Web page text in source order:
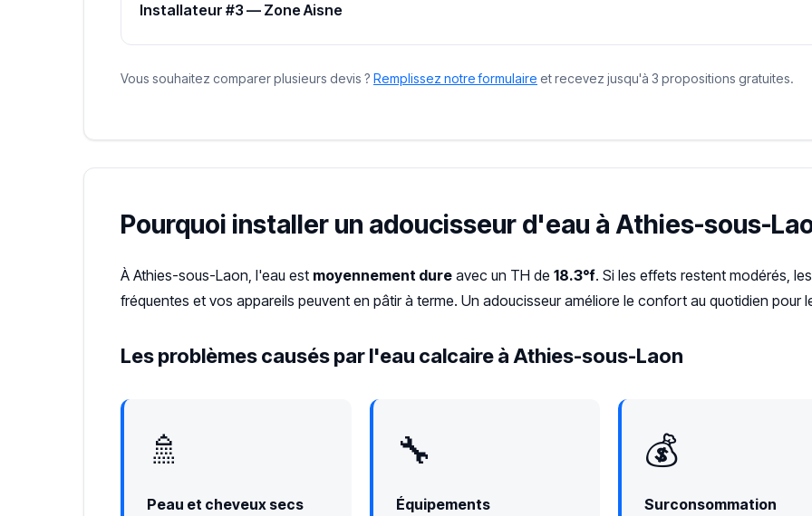
Installateur #3 — Zone Aisne
Vous souhaitez comparer plusieurs devis ? Remplissez notre formulaire et recevez jusqu'à 3 propositions gratuites.
Pourquoi installer un adoucisseur d'eau à Athies-sous-
À Athies-sous-Laon, l'eau est moyennement dure avec un TH de 18.3°f. Si les effets restent modérés,
fréquentes et vos appareils peuvent en pâtir à terme. Un adoucisseur améliore le confort au quotidien pour
Les problèmes causés par l'eau calcaire à Athies-sous-Laon
🚿
Peau et cheveux secs
🔧
Équipements
💰
Surconsommation